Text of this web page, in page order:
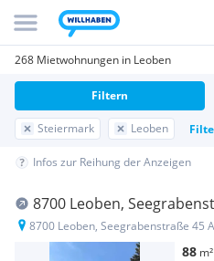
268 Mietwohnungen in Leoben
Steiermark Leoben
Filtern
Infos zur Reihung der Anzeigen
8700 Leoben,
8700 Leoben, Seegrabenstraße 45
88 m²